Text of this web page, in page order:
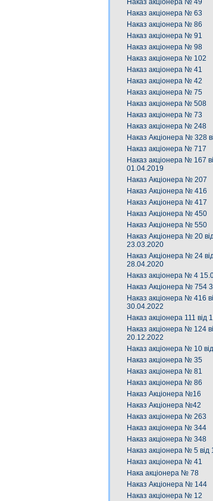
Наказ акціонера № 49
Наказ акціонера № 63
Наказ акціонера № 86
Наказ акціонера № 91
Наказ акціонера № 98
Наказ акціонера № 102
Наказ акціонера № 41
Наказ акціонера № 42
Наказ акціонера № 75
Наказ акціонера № 508
Наказ акціонера № 73
Наказ акціонера № 248
Наказ Акціонера № 328
Наказ акціонера № 717
Наказ акціонера № 167
01.04.2019
Наказ Акціонера № 207
Наказ Акціонера № 416
Наказ Акціонера № 417
Наказ Акціонера № 450
Наказ Акціонера № 550
Наказ Акціонера № 20
23.03.2020
Наказ Акціонера № 24
28.04.2020
Наказ акціонера № 4
Наказ Акціонера № 754
Наказ акціонера № 416
30.04.2022
Наказ акціонера 111 від
Наказ акціонера № 124
20.12.2022
Наказ акціонера № 10
Наказ акціонера № 35
Наказ акціонера № 81
Наказ акціонера № 86
Наказ Акціонера №16
Наказ Акціонера №42
Наказ акціонера № 263
Наказ акціонера № 344
Наказ акціонера № 348
Наказ акціонера № 5 від
Наказ акціонера № 41
Нака акціонера № 78
Наказ Акціонера № 144
Наказ акціонера № 12